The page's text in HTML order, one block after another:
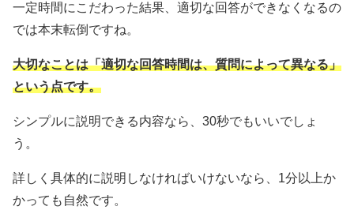
一定時間にこだわった結果、適切な回答ができなくなるの
では本末転倒ですね。
大切なことは「適切な回答時間は、質問によって異なる」
という点です。
シンプルに説明できる内容なら、30秒でもいいでしょ
う。
詳しく具体的に説明しなければいけないなら、1分以上か
かっても自然です。